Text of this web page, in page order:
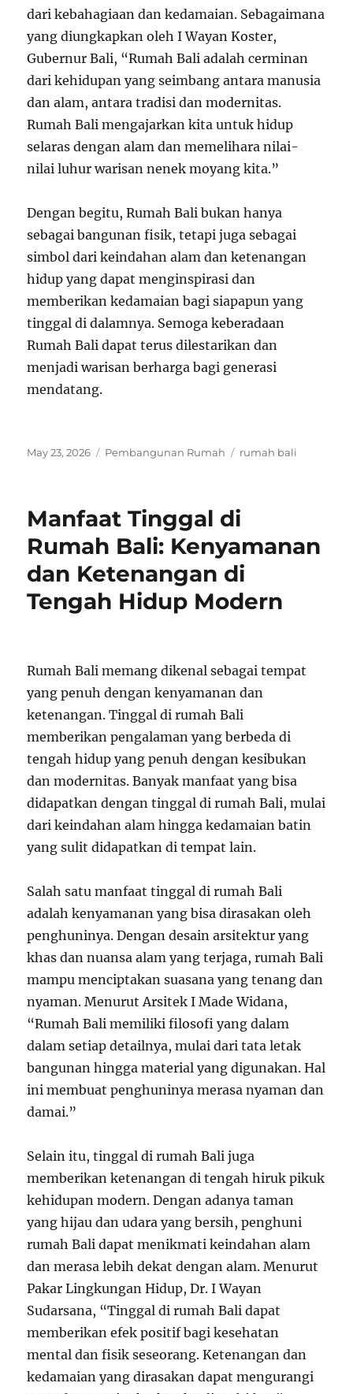
dari kebahagiaan dan kedamaian. Sebagaimana
yang diungkapkan oleh I Wayan Koster,
Gubernur Bali, “Rumah Bali adalah cerminan
dari kehidupan yang seimbang antara manusia
dan alam, antara tradisi dan modernitas.
Rumah Bali mengajarkan kita untuk hidup
selaras dengan alam dan memelihara nilai-
nilai luhur warisan nenek moyang kita.”
Dengan begitu, Rumah Bali bukan hanya
sebagai bangunan fisik, tetapi juga sebagai
simbol dari keindahan alam dan ketenangan
hidup yang dapat menginspirasi dan
memberikan kedamaian bagi siapapun yang
tinggal di dalamnya. Semoga keberadaan
Rumah Bali dapat terus dilestarikan dan
menjadi warisan berharga bagi generasi
mendatang.
Posted
May 23, 2026 Categories
Pembangunan Rumah Tags
rumah bali
Manfaat Tinggal di
Rumah Bali: Kenyamanan
dan Ketenangan di
Tengah Hidup Modern
Rumah Bali memang dikenal sebagai tempat
yang penuh dengan kenyamanan dan
ketenangan. Tinggal di rumah Bali
memberikan pengalaman yang berbeda di
tengah hidup yang penuh dengan kesibukan
dan modernitas. Banyak manfaat yang bisa
didapatkan dengan tinggal di rumah Bali, mulai
dari keindahan alam hingga kedamaian batin
yang sulit didapatkan di tempat lain.
Salah satu manfaat tinggal di rumah Bali
adalah kenyamanan yang bisa dirasakan oleh
penghuninya. Dengan desain arsitektur yang
khas dan nuansa alam yang terjaga, rumah Bali
mampu menciptakan suasana yang tenang dan
nyaman. Menurut Arsitek I Made Widana,
“Rumah Bali memiliki filosofi yang dalam
dalam setiap detailnya, mulai dari tata letak
bangunan hingga material yang digunakan. Hal
ini membuat penghuninya merasa nyaman dan
damai.”
Selain itu, tinggal di rumah Bali juga
memberikan ketenangan di tengah hiruk pikuk
kehidupan modern. Dengan adanya taman
yang hijau dan udara yang bersih, penghuni
rumah Bali dapat menikmati keindahan alam
dan merasa lebih dekat dengan alam. Menurut
Pakar Lingkungan Hidup, Dr. I Wayan
Sudarsana, “Tinggal di rumah Bali dapat
memberikan efek positif bagi kesehatan
mental dan fisik seseorang. Ketenangan dan
kedamaian yang dirasakan dapat mengurangi